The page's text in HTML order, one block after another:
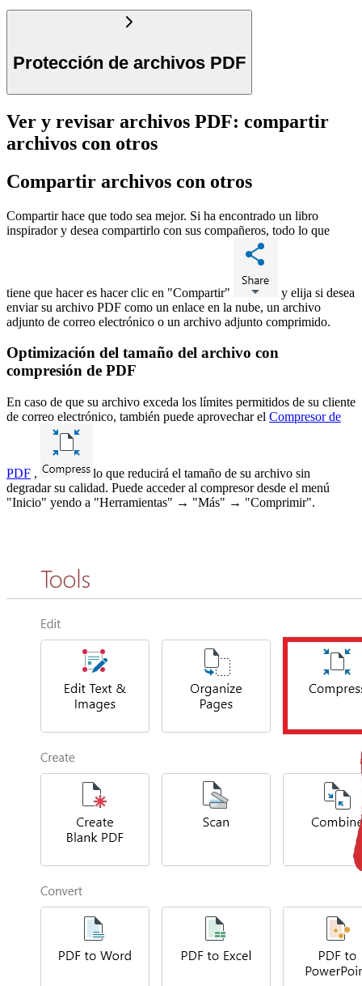
Protección de archivos PDF
Ver y revisar archivos PDF: compartir
archivos con otros
Compartir archivos con otros
Compartir hace que todo sea mejor. Si ha encontrado un libro
inspirador y desea compartirlo con sus compañeros, todo lo que
tiene que hacer es hacer clic en "Compartir"
y elija si desea
enviar su archivo PDF como un enlace en la nube, un archivo
adjunto de correo electrónico o un archivo adjunto comprimido.
Optimización del tamaño del archivo con
compresión de PDF
En caso de que su archivo exceda los límites permitidos de su cliente
de correo electrónico, también puede aprovechar el Compresor de
PDF ,
lo que reducirá el tamaño de su archivo sin
degradar su calidad. Puede acceder al compresor desde el menú
"Inicio" yendo a "Herramientas" → "Más" → "Comprimir".